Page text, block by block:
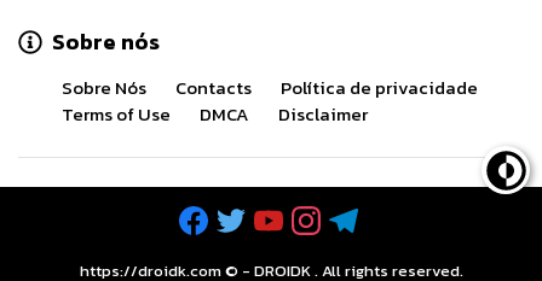
Sobre nós
Sobre Nós Contacts
Política de privacidade
Terms of Use
DMCA Disclaimer
https://droidk.com © - DROIDK. All rights reserved.